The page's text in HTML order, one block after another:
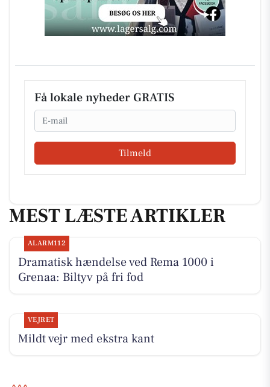
Få lokale nyheder GRATIS
Email
Tilmeld
MEST LÆSTE ARTIKLER
ALARM112
Dramatisk hændelse ved Rema 1000 i
Grenaa: Biltyv på fri fod
VEJRET
Mildt vejr med ekstra kant